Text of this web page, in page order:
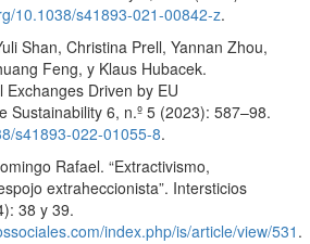
10.1038/s41893-021-00842-z.
Shan, Christina Prell, Yannan Zhou,
Feng, y Klaus Hubacek.
Exchanges Driven by EU
Sustainability 6, n.º 5 (2023): 587–98.
s41893-022-01055-8.
Rafael. “Extractivismo,
extraheccionista”. Intersticios
38 y 39.
index.php/is/article/view/531.